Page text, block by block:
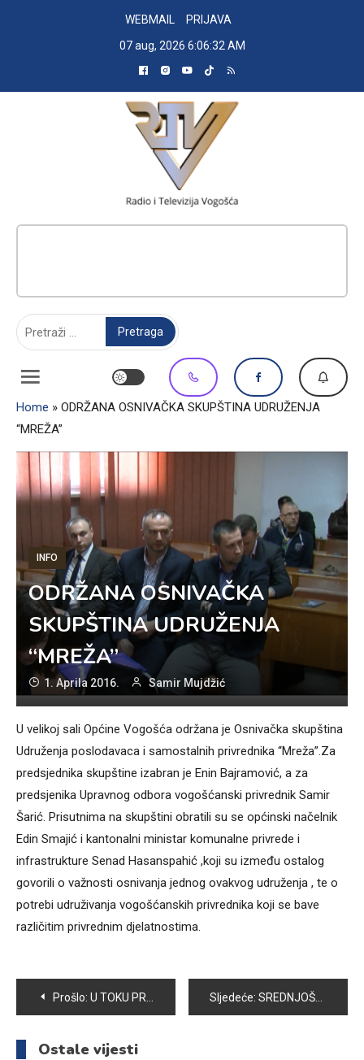
WEBMAIL
PRIJAVA
07 aug, 2026 6:06:33 AM
Home » ODRŽANA OSNIVAČKA SKUPŠTINA UDRUŽENJA
“MREŽA”
INFO
ODRŽANA OSNIVAČKA
SKUPŠTINA UDRUŽENJA
“MREŽA”
1. Aprila 2016. Samir Mujdžić
U velikoj sali Općine Vogošća održana je Osnivačka skupština
Udruženja poslodavaca i samostalnih privrednika “Mreža”.Za
predsjednika skupštine izabran je Enin Bajramović, a za
predsjenika Upravnog odbora vogošćanski privrednik Samir
Šarić. Prisutnima na skupštini obratili su se općinski načelnik
Edin Smajić i kantonalni ministar komunalne privrede i
infrastrukture Senad Hasanspahić ,koji su između ostalog
govorili o važnosti osnivanja jednog ovakvog udruženja , te o
potrebi udruživanja vogošćanskih privrednika koji se bave
različitim privrednim djelatnostima.
Navigacija
članaka
Prošlo: U TOKU PRIPREME ZA AKCIJU “ČISTA I LIJEPA VOGOŠĆA” Sljedeće: SREDNJOŠKOLSKI CENTAR VOGOŠĆA OBILJEŽIO SVOJ DAN
Ostale vijesti